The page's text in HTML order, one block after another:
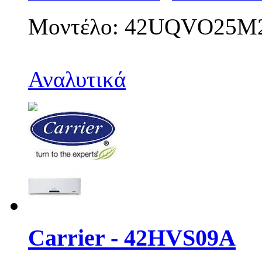
Μοντέλο:
Αναλυτικά
Carrier - 42HVS09A